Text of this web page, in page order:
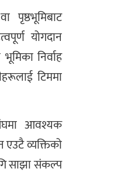
पृष्ठभूमिबाट
योगदान
निर्वाह
टिममा
आवश्यक
एउटै व्यक्तिको
साझा संकल्प